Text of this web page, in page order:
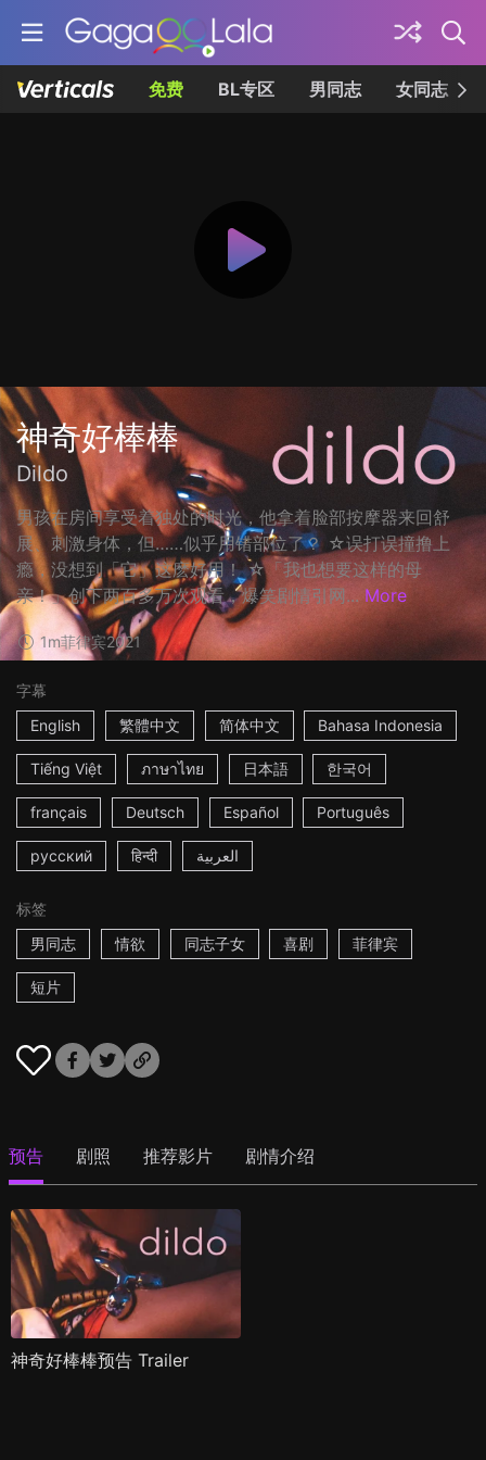
免费 BL专区 男同志 女同志
神奇好棒棒
Dildo
男孩在房间享受着独处的时光，他拿着脸部按摩器来回舒
展、刺激身体，但……似乎用错部位了？ ☆误打误撞撸上
瘾，没想到「它」这麽好用！ ☆「我也想要这样的母
亲！」创下两百多万次观看，爆笑剧情引网... More
1m菲律宾2021
字幕
English
繁體中文 简体中文 Bahasa Indonesia
Tiếng Việt ภาษาไทย 日本語 한국어
français Deutsch Español Português
русский हिन्दी العربية
标签
男同志
情欲 同志子女 喜剧 菲律宾
短片
预告 剧照 推荐影片 剧情介绍
神奇好棒棒预告 Trailer